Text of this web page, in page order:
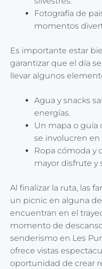
Fotografía de
momentos
Es importante estar
garantizar que el día
llevar algunos
Agua y snacks
energías.
Un mapa o guía
se involucren en
Ropa cómoda y
mayor disfrute y
Al finalizar la ruta, las
un picnic en alguna
encuentran en el
momento de
senderismo en Les
ofrece vistas
oportunidad de crear